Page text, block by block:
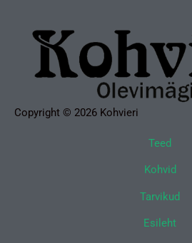
Copyright © 2026 Kohvieri
Teed
Kohvid
Tarvikud
Esileht